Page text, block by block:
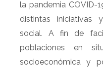
la pandemia COVID-
distintas iniciativas
social. A fin de
poblaciones en
socioeconómica y